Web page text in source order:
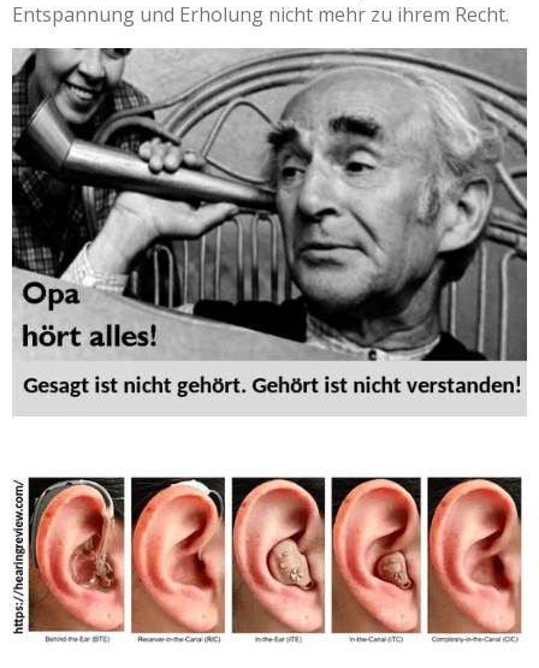
Entspannung und Erholung nicht mehr zu ihrem Recht.